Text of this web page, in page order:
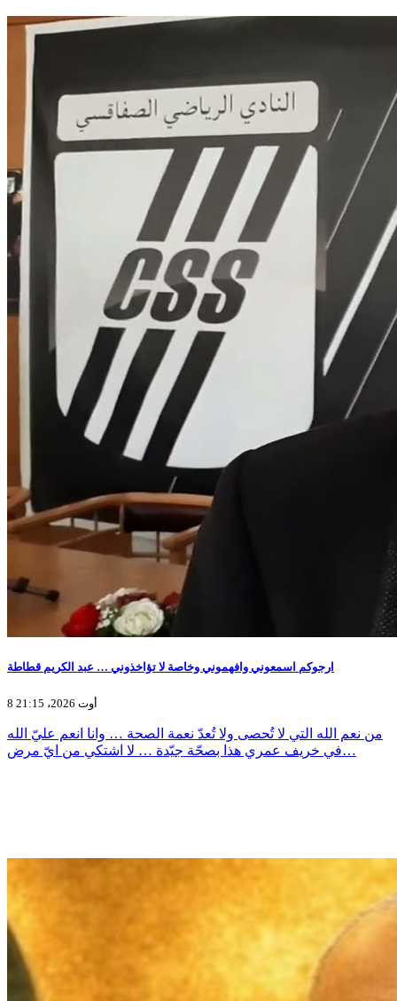
ارجوكم اسمعوني وافهموني وخاصة لا تؤاخذوني … عبد الكريم قطاطة
8 أوت 2026، 21:15
من نعم الله التي لا تُحصى ولا تُعدّ نعمة الصحة … وانا انعم عليّ الله
في خريف عمري هذا بصحّة جيّدة … لا اشتكي من ايّ مرض…